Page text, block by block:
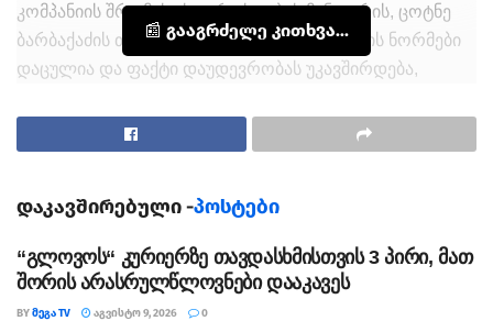
კომპანიის შრომის უსაფრთხოების მენეჯერის, ცოტნე
ბარბაქაძის თქმით ადგილზე უსაფრთხოების ნორმები
დაცულია და ფაქტი დაუდევრობას უკავშირდება,
რაც იმ დროისთვის დავალებული არ ჰქონდა და არ
ეკეთა უსაფრთხოების ქამარი.
გარდაცვლილი აზერბაიჯანის მოქალაქეა. ის
📰 გააგრძელე კითხვა...
თეგები: მუშა გარდაიცვალა
დაკავშირებული -პოსტები
“გლოვოს“ კურიერზე თავდასხმისთვის 3 პირი, მათ
შორის არასრულწლოვნები დააკავეს
BYᲛᲔᲒᲐ TV ᲐᲒᲕᲘᲡᲢᲝ 9, 2026 0